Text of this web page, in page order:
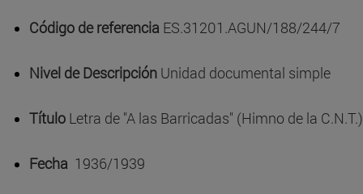
Código de referencia ES.31201.AGUN/188/244/7
Nivel de Descripción Unidad documental simple
Título Letra de "A las Barricadas" (Himno de la C.N.T.)
Fecha 1936/1939